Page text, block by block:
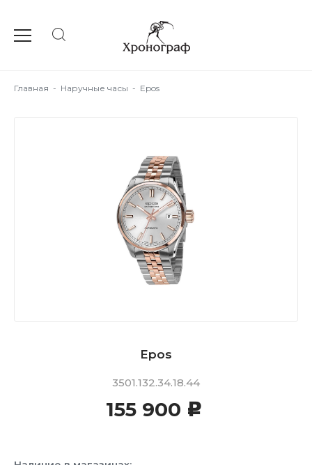
Главная - Наручные часы - Epos
Epos
3501.132.34.18.44
155 900 c